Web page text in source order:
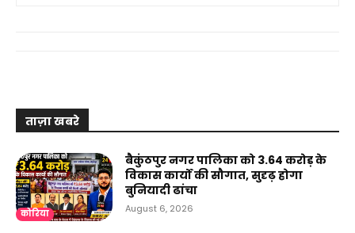
ताज़ा खबरे
कोरिया
बैकुंठपुर नगर पालिका को ₹3.64 करोड़ के
विकास कार्यों की सौगात, सुदृढ़ होगा
बुनियादी ढांचा
August 6, 2026